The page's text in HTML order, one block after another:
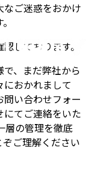
ご迷惑をおかけ
しております。
、まだ弊社から
おかれまして
い合わせフォー
てご連絡をいた
層の管理を徹底
ご理解ください